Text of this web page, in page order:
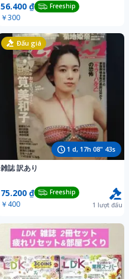
56.400 ₫ Freeship
￥300
1 d, 17h 08" 40s
Đấu giá
雑誌 訳あり
75.200 ₫ Freeship
￥400 1 lượt đấu